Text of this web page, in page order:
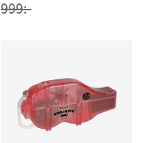
999:-